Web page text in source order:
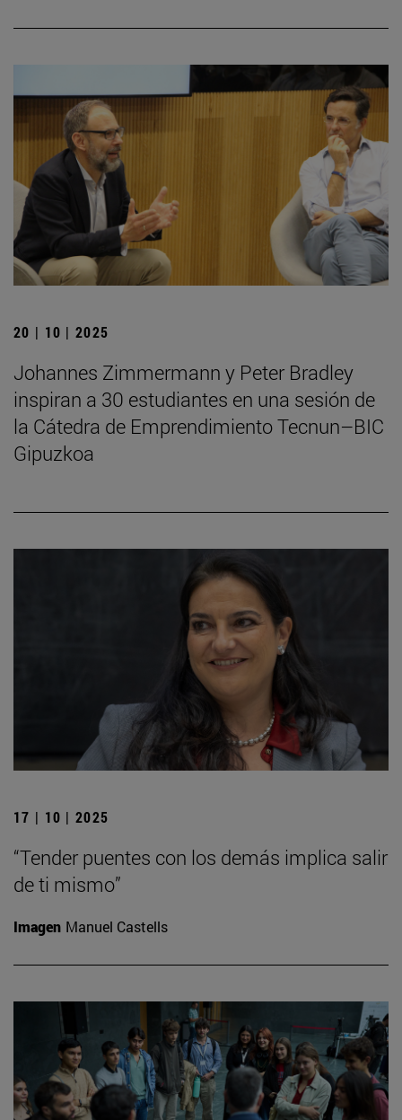
20 | 10 | 2025
Johannes Zimmermann y Peter Bradley
inspiran a 30 estudiantes en una sesión de
la Cátedra de Emprendimiento Tecnun–BIC
Gipuzkoa
17 | 10 | 2025
“Tender puentes con los demás implica salir
de ti mismo”
Imagen Manuel Castells